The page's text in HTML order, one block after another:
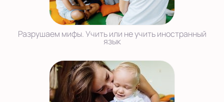
Разрушаем мифы. Учить или не учить иностранный
язык